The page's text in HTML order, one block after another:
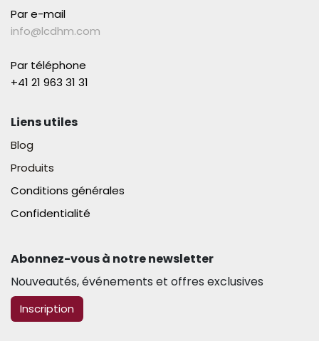
Par e-mail
info@lcdhm.com
Par téléphone
+41 21 963 31 31​
Liens utiles
Blog
Produits
Conditions générales
Confidentialité
Abonnez-vous à notre newsletter​
Nouveautés, événements et offres exclusives
​​​​Inscription